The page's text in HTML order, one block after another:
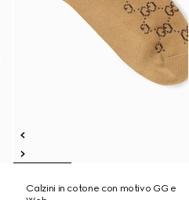
Calzini in cotone con motivo GG e